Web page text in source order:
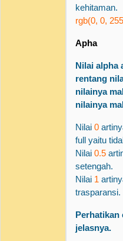
kehitaman.
rgb(0, 0,
Apha
Nilai alpha
rentang
nilainya
nilainya
Nilai 0
full yaitu
Nilai 0.5
setengah.
Nilai 1
trasparansi.
jelasnya.